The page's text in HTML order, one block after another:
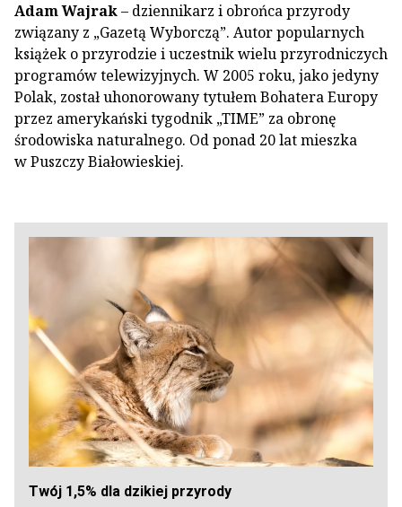
Adam Wajrak– dziennikarz i obrońca przyrody
związany z „Gazetą Wyborczą”. Autor popularnych
książek o przyrodzie i uczestnik wielu przyrodniczych
programów telewizyjnych. W 2005 roku, jako jedyny
Polak, został uhonorowany tytułem Bohatera Europy
przez amerykański tygodnik „TIME” za obronę
środowiska naturalnego. Od ponad 20 lat mieszka
w Puszczy Białowieskiej.
Twój 1,5% dla dzikiej przyrody